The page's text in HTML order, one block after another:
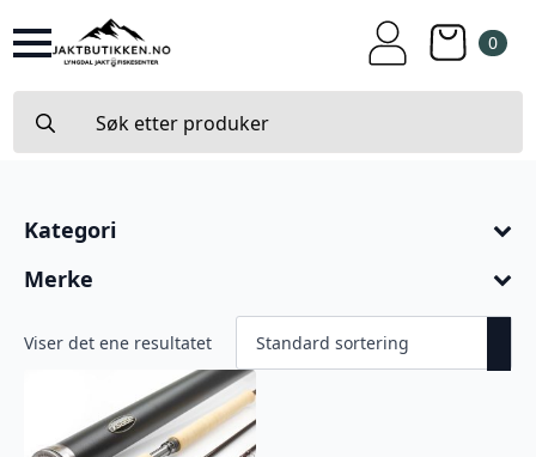
0
for:
Kategori
Merke
Viser det ene resultatet